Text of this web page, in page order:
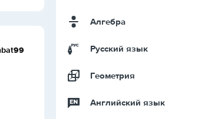
Алгебра
Русский язык
Геометрия
Английский язык